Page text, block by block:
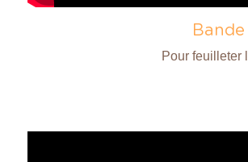
Pour feuilleter